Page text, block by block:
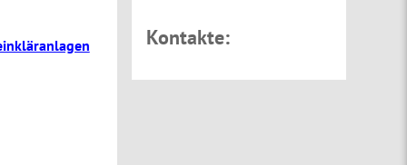
Kontakte: